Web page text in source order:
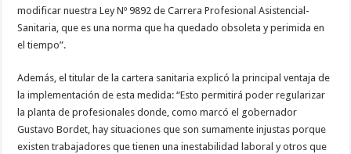
modificar nuestra Ley Nº 9892 de Carrera Profesional Asistencial-
Sanitaria, que es una norma que ha quedado obsoleta y perimida en
el tiempo”.
Además, el titular de la cartera sanitaria explicó la principal ventaja de
la implementación de esta medida: “Esto permitirá poder regularizar
la planta de profesionales donde, como marcó el gobernador
Gustavo Bordet, hay situaciones que son sumamente injustas porque
existen trabajadores que tienen una inestabilidad laboral y otros que